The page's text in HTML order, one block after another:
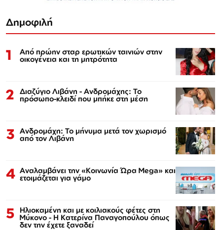
Δημοφιλή
1 Από πρώην σταρ ερωτικών ταινιών στην
οικογένεια και τη μητρότητα
2 Διαζύγιο Λιβάνη - Ανδρομάχης: Το
πρόσωπο-κλειδί που μπήκε στη μέση
3 Ανδρομάχη: Το μήνυμα μετά τον χωρισμό
από τον Λιβάνη
4 Αναλαμβάνει την «Κοινωνία Ώρα Mega» και
ετοιμάζεται για γάμο
5 Ηλιοκαμένη και με κοιλιακούς φέτες στη
Μύκονο - Η Κατερίνα Παναγοπούλου όπως
δεν την έχετε ξαναδεί